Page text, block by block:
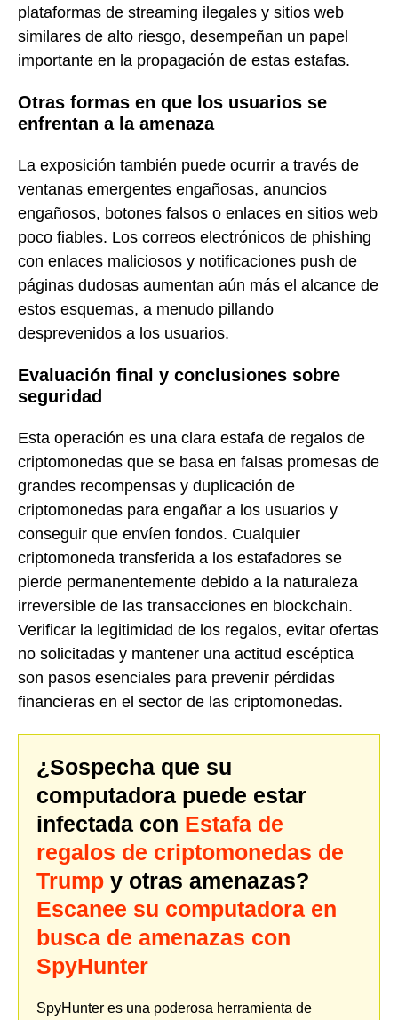
plataformas de streaming ilegales y sitios web
similares de alto riesgo, desempeñan un papel
importante en la propagación de estas estafas.
Otras formas en que los usuarios se
enfrentan a la amenaza
La exposición también puede ocurrir a través de
ventanas emergentes engañosas, anuncios
engañosos, botones falsos o enlaces en sitios web
poco fiables. Los correos electrónicos de phishing
con enlaces maliciosos y notificaciones push de
páginas dudosas aumentan aún más el alcance de
estos esquemas, a menudo pillando
desprevenidos a los usuarios.
Evaluación final y conclusiones sobre
seguridad
Esta operación es una clara estafa de regalos de
criptomonedas que se basa en falsas promesas de
grandes recompensas y duplicación de
criptomonedas para engañar a los usuarios y
conseguir que envíen fondos. Cualquier
criptomoneda transferida a los estafadores se
pierde permanentemente debido a la naturaleza
irreversible de las transacciones en blockchain.
Verificar la legitimidad de los regalos, evitar ofertas
no solicitadas y mantener una actitud escéptica
son pasos esenciales para prevenir pérdidas
financieras en el sector de las criptomonedas.
¿Sospecha que su
computadora puede estar
infectada con Estafa de
regalos de criptomonedas de
Trump y otras amenazas?
Escanee su computadora en
busca de amenazas con
SpyHunter
SpyHunter es una poderosa herramienta de